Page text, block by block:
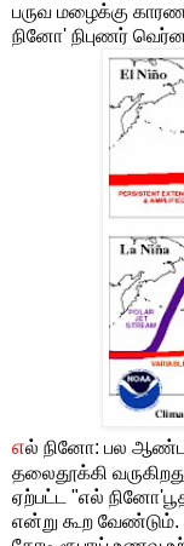
பருவ மழைக்கு
நினோ' நிபுணர்
எல் நினோ: பல
தலைதூக்கி
ஏற்பட்ட "எல்
என்று கூற வேண்டும்.